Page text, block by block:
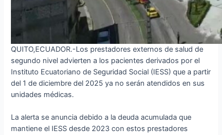
QUITO,ECUADOR.-Los prestadores externos de salud de
segundo nivel advierten a los pacientes derivados por el
Instituto Ecuatoriano de Seguridad Social (IESS) que a partir
del 1 de diciembre del 2025 ya no serán atendidos en sus
unidades médicas.
La alerta se anuncia debido a la deuda acumulada que
mantiene el IESS desde 2023 con estos prestadores